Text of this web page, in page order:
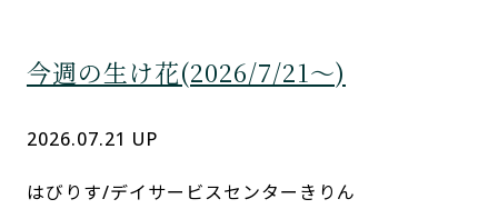
今週の生け花(2026/7/21～)
2026.07.21 UP
はびりす/デイサービスセンターきりん